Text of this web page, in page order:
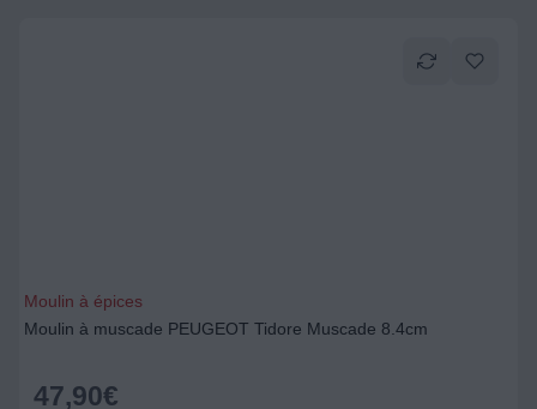
Moulin à épices
Moulin à muscade PEUGEOT Tidore Muscade 8.4cm
47,90€